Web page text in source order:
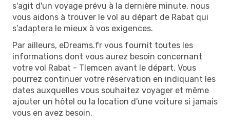
s'agit d'un voyage prévu à la dernière minute, nous
vous aidons à trouver le vol au départ de Rabat qui
s’adaptera le mieux à vos exigences.
Par ailleurs, eDreams.fr vous fournit toutes les
informations dont vous aurez besoin concernant
votre vol Rabat - Tlemcen avant le départ. Vous
pourrez continuer votre réservation en indiquant les
dates auxquelles vous souhaitez voyager et même
ajouter un hôtel ou la location d'une voiture si jamais
vous en avez besoin.